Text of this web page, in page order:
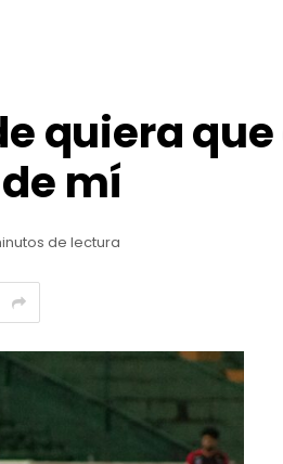
quiera
mí
de lectura